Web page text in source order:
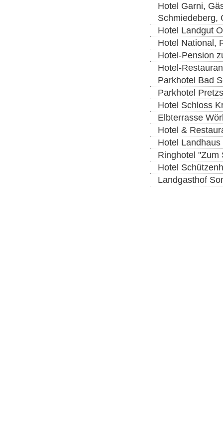
Hotel Garni,
Schmiedeberg,
Hotel Landgut
Hotel National,
Hotel-Pension
Hotel-
Parkhotel Bad
Parkhotel
Hotel Schloss
Elbterrasse
Hotel &
Hotel
Ringhotel "Zum
Hotel
Landgasthof